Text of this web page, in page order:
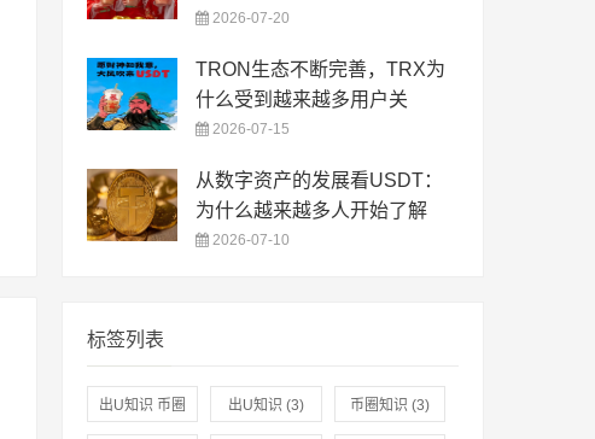
2026-07-20
TRON生态不断完善，TRX为
什么受到越来越多用户关
2026-07-15
从数字资产的发展看USDT：
为什么越来越多人开始了解
2026-07-10
标签列表
出U知识 币圈 出U知识 (3) 币圈知识 (3)